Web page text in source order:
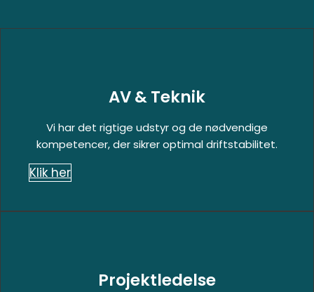
AV & Teknik
Vi har det rigtige udstyr og de nødvendige
kompetencer, der sikrer optimal driftstabilitet.
Klik her
Projektledelse